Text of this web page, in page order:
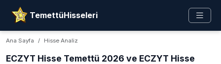
TemettüHisseleri
Ana Sayfa Hisse Analiz
ECZYT Hisse Temettü 2026 ve ECZYT Hisse